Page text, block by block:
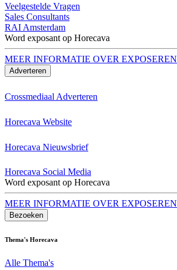
Veelgestelde Vragen
Sales Consultants
RAI Amsterdam
Word exposant op Horecava
MEER INFORMATIE OVER EXPOSEREN
Adverteren
Crossmediaal Adverteren
Horecava Website
Horecava Nieuwsbrief
Horecava Social Media
Word exposant op Horecava
MEER INFORMATIE OVER EXPOSEREN
Bezoeken
Thema's Horecava
Alle Thema's